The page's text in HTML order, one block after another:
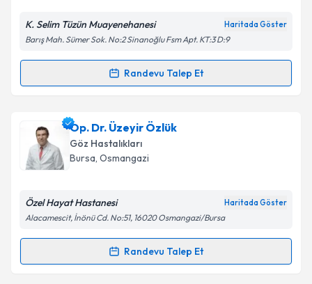
Kişisel verilerimin işlenmesine ilişkin
Aydınlatma
Metni'ni okudum ve kişisel verilerimin belirtilen
kapsamda işlenmesini kabul ediyorum.
K. Selim Tüzün Muayenehanesi Haritada Göster
Barış Mah. Sümer Sok. No:2 Sinanoğlu Fsm Apt. KT:3 D:9
Randevu Talep Et
Randevu Takvimi Talebi
Op. Dr. K. Selim Tüzüniçin randevu takvimi talebi
oluşturun. Size bu uzmandan randevu almanız için bir
takvim hazırlandığında e-posta ile bilgilendireceğiz.
Kişisel verilerimin işlenmesine ilişkin
Metni'ni okudum ve kişisel verilerimin belirtilen
Op. Dr. Üzeyir Özlük
Göz Hastalıkları
Bursa, Osmangazi
Özel Hayat Hastanesi Haritada Göster
Alacamescit, İnönü Cd. No:51, 16020 Osmangazi/Bursa
Randevu Talep Et
Randevu Takvimi Talebi